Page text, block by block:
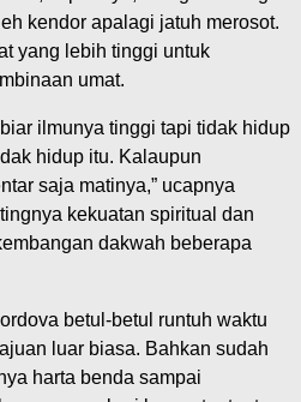
kendor apalagi jatuh merosot.
yang lebih tinggi untuk
umat.
ilmunya tinggi tapi tidak hidup
hidup itu. Kalaupun
saja matinya,” ucapnya
kekuatan spiritual dan
dakwah beberapa
betul-betul runtuh waktu
luar biasa. Bahkan sudah
harta benda sampai